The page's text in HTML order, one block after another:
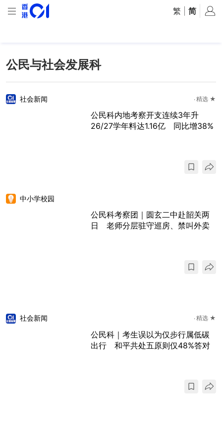
繁 简
公民与社会发展科
社会新闻 精选 ★
公民科内地考察开支连续3年升
26/27学年料达1.16亿 同比增38%
中小学校园
公民科考察团｜圆玄二中赴韶关两
日 老师分层驻守巡房、禁叫外卖
社会新闻 精选 ★
公民科｜考生误以为仅步行属低碳
出行 和平共处五原则仅48%答对